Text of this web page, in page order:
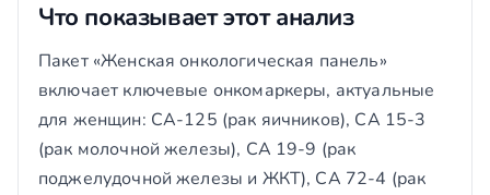
Что показывает этот анализ
Пакет «Женская онкологическая панель»
включает ключевые онкомаркеры, актуальные
для женщин: CA-125 (рак яичников), CA 15-3
(рак молочной железы), CA 19-9 (рак
поджелудочной железы и ЖКТ), CA 72-4 (рак